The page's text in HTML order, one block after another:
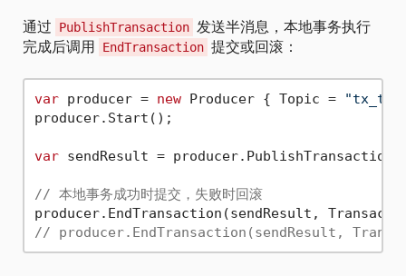
通过 PublishTransaction 发送半消息，本地事务执行
完成后调用
EndTransaction 提交或回滚：
var producer = new Producer { Topic =
producer.Start();
var sendResult = producer.PublishTransaction(
// 本地事务成功时提交，失败时回滚
// producer.EndTransaction(sendResult,